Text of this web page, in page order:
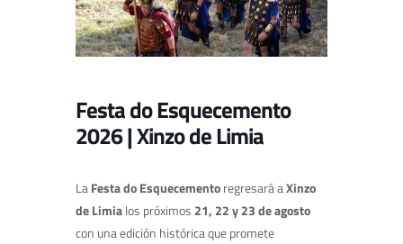
Festa do Esquecemento
2026 | Xinzo de Limia
LaFesta do Esquecementoregresará aXinzo
de Limialos próximos 21, 22 y 23 de agosto
con una edición histórica que promete